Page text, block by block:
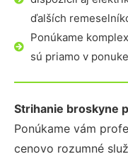
ďalších
Ponúkame
sú priamo v
Strihanie broskyne
Ponúkame vám
cenovo rozumné